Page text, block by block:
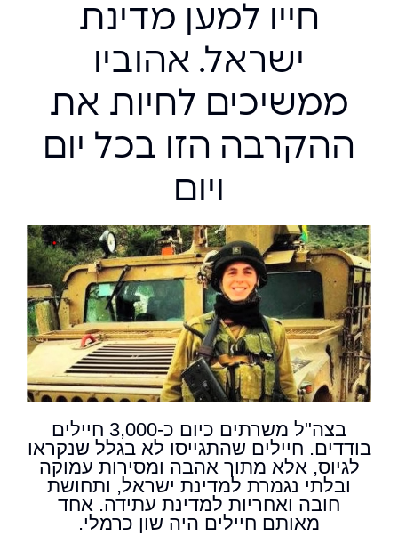
חייו למען מדינת
ישראל. אהוביו
ממשיכים לחיות את
ההקרבה הזו בכל יום
ויום
בצה"ל משרתים כיום כ-3,000 חיילים
בודדים. חיילים שהתגייסו לא בגלל שנקראו
לגיוס, אלא מתוך אהבה ומסירות עמוקה
ובלתי נגמרת למדינת ישראל, ותחושת
חובה ואחריות למדינת עתידה. אחד
מאותם חיילים היה שון כרמלי.